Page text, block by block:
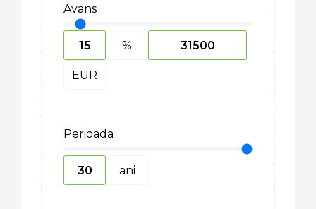
Avans
%
EUR
Perioada
ani